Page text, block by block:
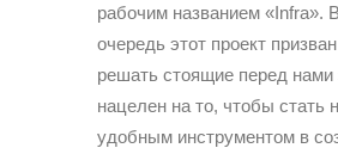
рабочим названием «Infra».
очередь этот проект
решать стоящие перед нами
нацелен на то, чтобы стать
удобным инструментом в